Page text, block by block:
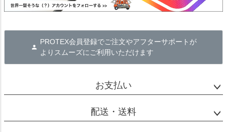
PROTEX会員登録でご注文やアフターサポートが
よりスムーズにご利用いただけます
お支払い
配送・送料